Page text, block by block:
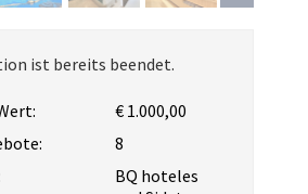
ist bereits beendet.
€ 1.000,00
8
BQ hoteles